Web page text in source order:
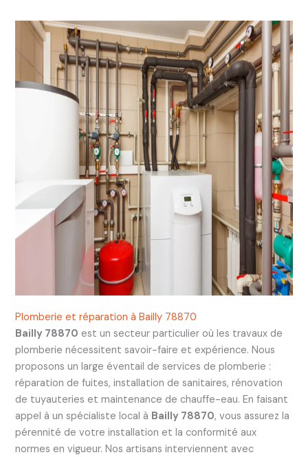
Plomberie et réparation à Bailly 78870
Bailly 78870 est un secteur particulier où les travaux de
plomberie nécessitent savoir-faire et expérience. Nous
proposons un large éventail de services de plomberie :
réparation de fuites, installation de sanitaires, rénovation
de tuyauteries et maintenance de chauffe-eau. En faisant
appel à un spécialiste local à Bailly 78870, vous assurez la
pérennité de votre installation et la conformité aux
normes en vigueur. Nos artisans interviennent avec